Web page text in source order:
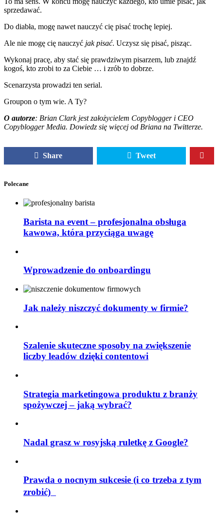
sprzedawać.
Do diabła, mogę nawet nauczyć cię pisać trochę lepiej.
Ale nie mogę cię nauczyć jak pisać. Uczysz się pisać, pisząc.
Wykonaj pracę, aby stać się prawdziwym pisarzem, lub znajdź
kogoś, kto zrobi to za Ciebie … i zrób to dobrze.
Scenarzysta prowadzi ten serial.
Groupon o tym wie. A Ty?
O autorze: Brian Clark jest założycielem Copyblogger i CEO
Copyblogger Media. Dowiedz się więcej od Briana na Twitterze.
Share Tweet
Polecane
Barista na event – profesjonalna obsługa
kawowa, która przyciąga uwagę
Wprowadzenie do onboardingu
Jak należy niszczyć dokumenty w firmie?
Szalenie skuteczne sposoby na zwiększenie
liczby leadów dzięki contentowi
Strategia marketingowa produktu z branży
spożywczej – jaką wybrać?
Nadal grasz w rosyjską ruletkę z Google?
Prawda o nocnym sukcesie (i co trzeba z tym
zrobić)